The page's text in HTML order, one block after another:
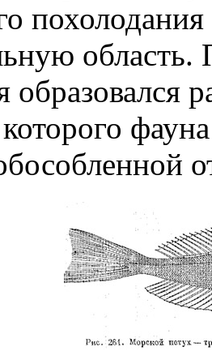
образовался
которого